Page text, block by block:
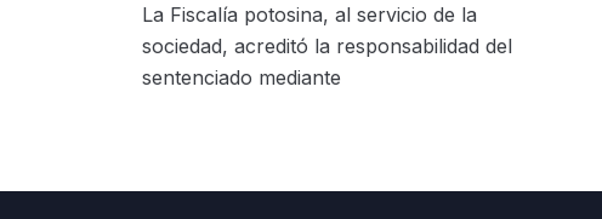
La Fiscalía potosina, al servicio de la
sociedad, acreditó la responsabilidad del
sentenciado mediante